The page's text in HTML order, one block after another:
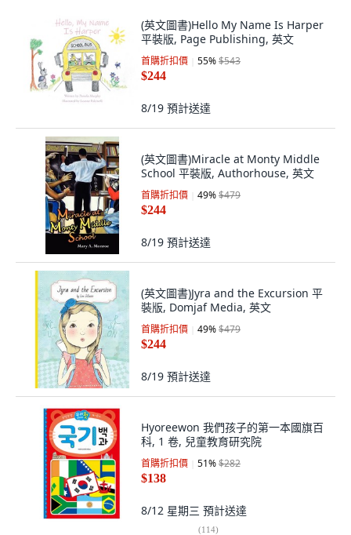
(英文圖書)Hello My Name Is Harper
平裝版, Page Publishing, 英文
首購折扣價 55%$543
$244
8/19 預計送達
(英文圖書)Miracle at Monty Middle
School 平裝版, Authorhouse, 英文
首購折扣價 49%$479
$244
8/19 預計送達
(英文圖書)Jyra and the Excursion 平
裝版, Domjaf Media, 英文
首購折扣價 49%$479
$244
8/19 預計送達
Hyoreewon 我們孩子的第一本國旗百
科, 1 卷, 兒童教育研究院
首購折扣價 51%$282
$138
8/12 星期三 預計送達
(114)